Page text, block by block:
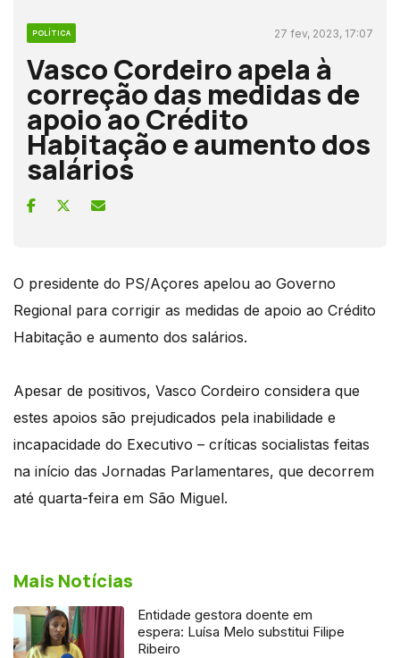
POLÍTICA 27 fev, 2023, 17:07
Vasco Cordeiro apela à
correção das medidas de
apoio ao Crédito
Habitação e aumento dos
salários
O presidente do PS/Açores apelou ao Governo
Regional para corrigir as medidas de apoio ao Crédito
Habitação e aumento dos salários.
Apesar de positivos, Vasco Cordeiro considera que
estes apoios são prejudicados pela inabilidade e
incapacidade do Executivo – críticas socialistas feitas
na início das Jornadas Parlamentares, que decorrem
até quarta-feira em São Miguel.
Mais Notícias
Entidade gestora doente em
espera: Luísa Melo substitui Filipe
Ribeiro